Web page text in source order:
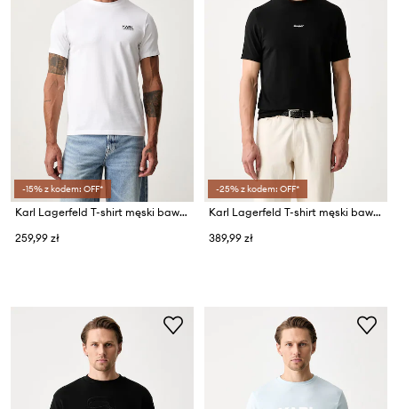
-15% z kodem: OFF*
Karl Lagerfeld T-shirt męski bawełniany z elastanem
259,99 zł
-25% z kodem: OFF*
Karl Lagerfeld T-shirt męski bawełniany z elastanem
389,99 zł